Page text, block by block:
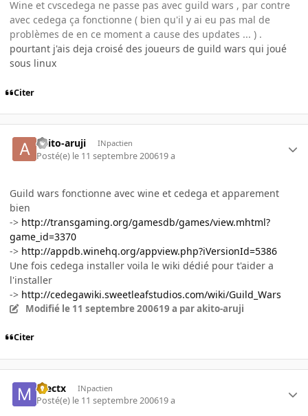
Wine et cvscedega ne passe pas avec guild wars , par contre
avec cedega ça fonctionne ( bien qu'il y ai eu pas mal de
problèmes de en ce moment a cause des updates ... ) .
pourtant j'ais deja croisé des joueurs de guild wars qui joué
sous linux
Citer
akito-aruji INpactien
Posté(e) le 11 septembre 200619 a
Guild wars fonctionne avec wine et cedega et apparement
bien
-> http://transgaming.org/gamesdb/games/view.mhtml?
game_id=3370
-> http://appdb.winehq.org/appview.php?iVersionId=5386
Une fois cedega installer voila le wiki dédié pour t'aider a
l'installer
-> http://cedegawiki.sweetleafstudios.com/wiki/Guild_Wars
Modifié le 11 septembre 200619 a par akito-aruji
Citer
mectx INpactien
Posté(e) le 11 septembre 200619 a